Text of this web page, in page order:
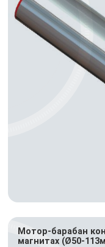
Мотор-барабан
магнитах (Ø50-